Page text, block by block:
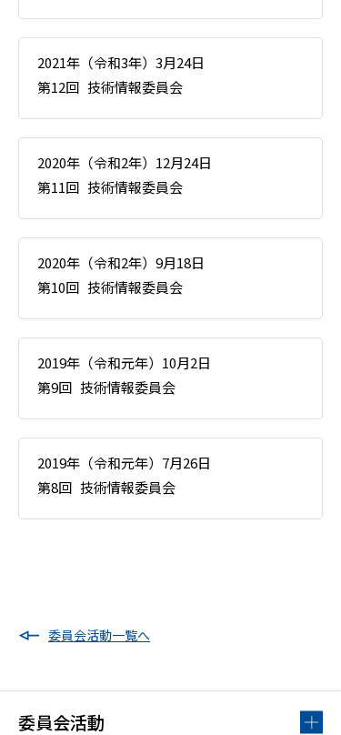
2021年（令和3年）3月24日
第12回 技術情報委員会
2020年（令和2年）12月24日
第11回 技術情報委員会
2020年（令和2年）9月18日
第10回 技術情報委員会
2019年（令和元年）10月2日
第9回 技術情報委員会
2019年（令和元年）7月26日
第8回 技術情報委員会
委員会活動一覧へ
委員会活動